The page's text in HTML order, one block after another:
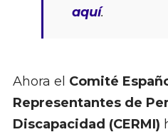
aquí.
Ahora el Comité
Representantes de
Discapacidad (CERMI)